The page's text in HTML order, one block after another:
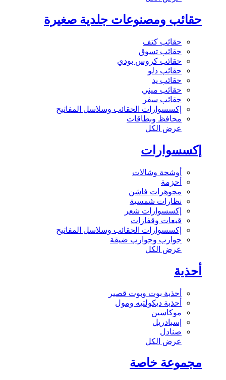
حقائب ومصنوعات جلدية صغيرة
حقائب كتف
حقائب تسوق
حقائب كروس بودي
حقائب دلو
حقائب يد
حقائب ميني
حقائب سفر
إكسسوارات الحقائب وسلاسل المفاتيح
محافظ وبطاقات
عرض الكل
إكسسوارات
أوشحة وشالات
أحزمة
مجوهرات فاشن
نظارات شمسية
إكسسوارات شعر
قبعات وقفازات
إكسسوارات الحقائب وسلاسل المفاتيح
جوارب وجوارب ضيقة
عرض الكل
أحذية
أحذية بوت وبوت قصير
أحذية ديكولتيه ومول
موكاسين
إسبادريل
صنادل
عرض الكل
مجموعة خاصة